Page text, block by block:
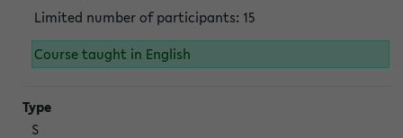
Limited number of participants: 15
Course taught in English
S